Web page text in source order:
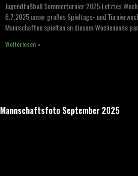
Jugendfußball Sommerturnier 2025 Letztes
6.7.2025 unser großes Spieltags- und
Mannschaften spielten an diesem Wochenende
Weiterlesen »
Mannschaftsfoto September 2025